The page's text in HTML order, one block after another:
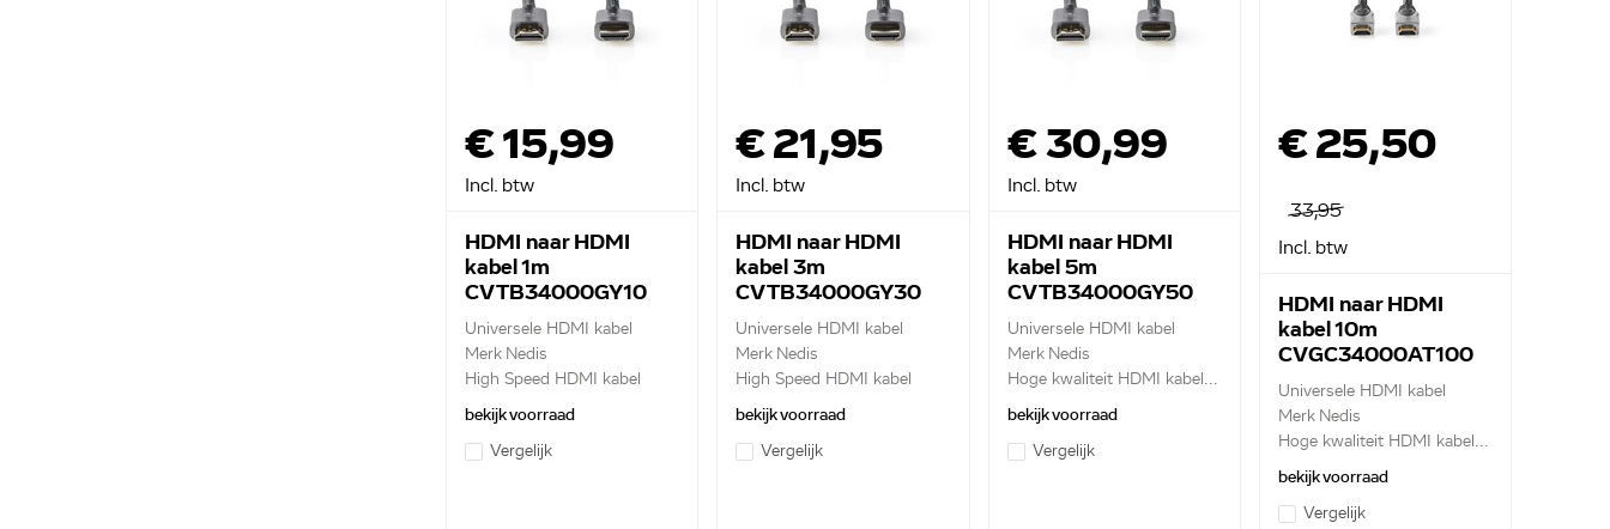
€ 15,99
Incl. btw
HDMI naar HDMI
kabel 1m
CVTB34000GY10
Universele HDMI kabel
Merk Nedis
High Speed HDMI kabel
met...
bekijk voorraad
Vergelijk
€ 21,95
Incl. btw
HDMI naar HDMI
kabel 3m
CVTB34000GY30
Universele HDMI kabel
Merk Nedis
High Speed HDMI kabel
met...
bekijk voorraad
Vergelijk
€ 30,99
Incl. btw
HDMI naar HDMI
kabel 5m
CVTB34000GY50
Universele HDMI kabel
Merk Nedis
Hoge kwaliteit HDMI kabel...
bekijk voorraad
Vergelijk
€ 25,50
33,95
Incl. btw
HDMI naar HDMI
kabel 10m
CVGC34000AT100
Universele HDMI kabel
Merk Nedis
Hoge kwaliteit HDMI kabel...
bekijk voorraad
Vergelijk